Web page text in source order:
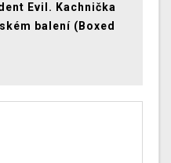
Evil. Kachnička
balení (Boxed